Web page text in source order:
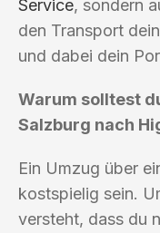
Service, sondern
den Transport
und dabei dein
Warum solltest
Salzburg nach
Ein Umzug über
kostspielig sein.
versteht, dass du